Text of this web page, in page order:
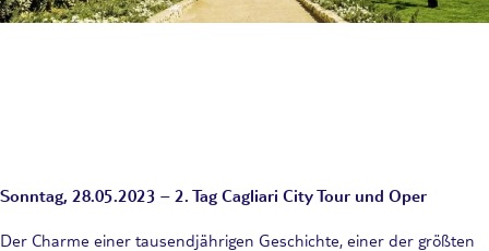
Sonntag, 28.05.2023 – 2. Tag Cagliari City Tour und Oper
Der Charme einer tausendjährigen Geschichte, einer der größten